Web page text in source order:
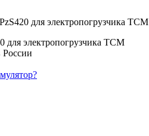
для электропогрузчика ТСМ
для электропогрузчика ТСМ